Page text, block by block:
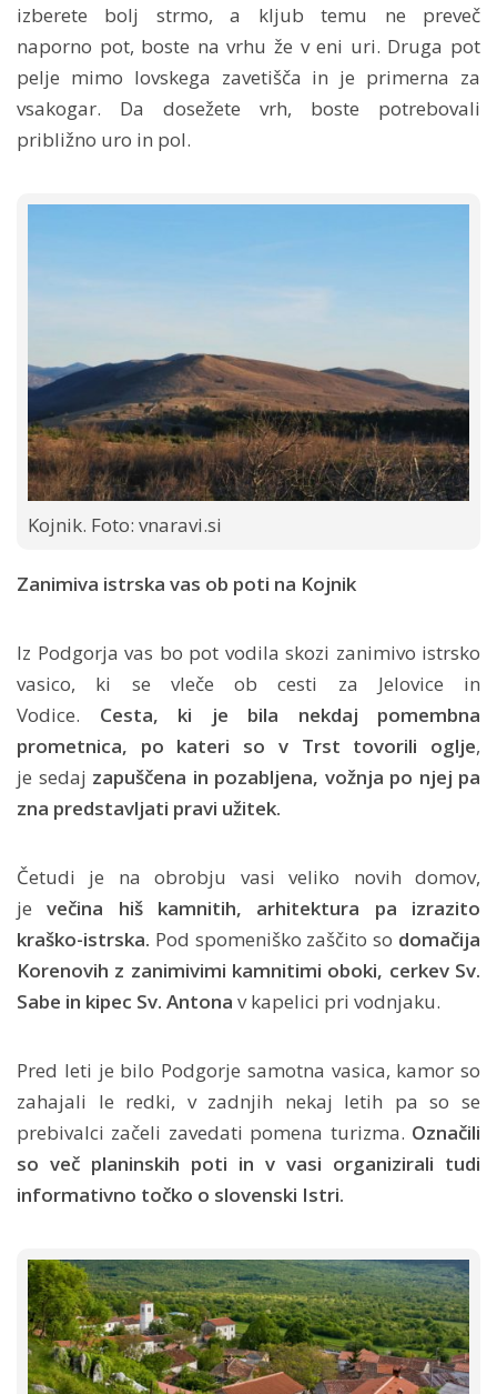
izberete bolj strmo, a kljub temu ne preveč
naporno pot, boste na vrhu že v eni uri. Druga pot
pelje mimo lovskega zavetišča in je primerna za
vsakogar. Da dosežete vrh, boste potrebovali
približno uro in pol.
Kojnik. Foto: vnaravi.si
Zanimiva istrska vas ob poti na Kojnik
Iz Podgorja vas bo pot vodila skozi zanimivo istrsko
vasico, ki se vleče ob cesti za Jelovice in
Vodice. Cesta, ki je bila nekdaj pomembna
prometnica, po kateri so v Trst tovorili oglje,
je sedaj zapuščena in pozabljena, vožnja po njej pa
zna predstavljati pravi užitek.
Četudi je na obrobju vasi veliko novih domov,
jevečina hiš kamnitih, arhitektura pa izrazito
kraško-istrska. Pod spomeniško zaščito so domačija
Korenovih z zanimivimi kamnitimi oboki, cerkev Sv.
Sabe in kipec Sv. Antona v kapelici pri vodnjaku.
Pred leti je bilo Podgorje samotna vasica, kamor so
zahajali le redki, v zadnjih nekaj letih pa so se
prebivalci začeli zavedati pomena turizma. Označili
so več planinskih poti in v vasi organizirali tudi
informativno točko o slovenski Istri.